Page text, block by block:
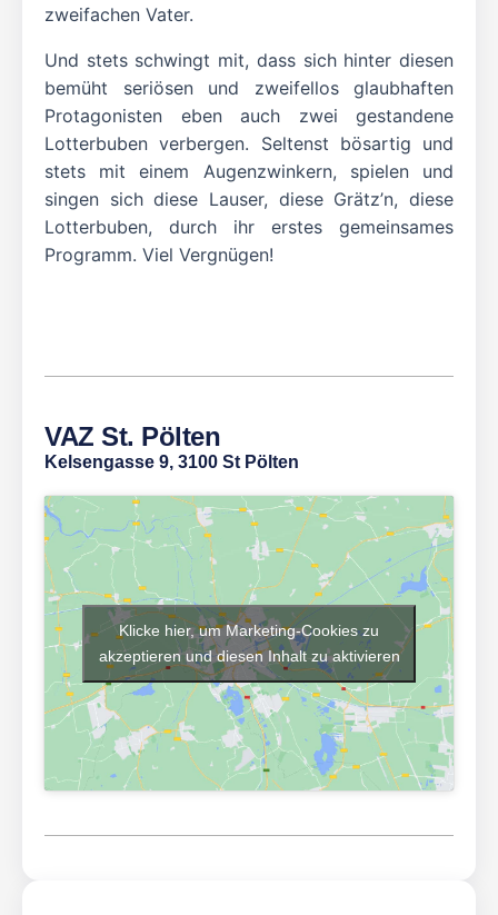
zweifachen Vater.
Und stets schwingt mit, dass sich hinter diesen
bemüht seriösen und zweifellos glaubhaften
Protagonisten eben auch zwei gestandene
Lotterbuben verbergen. Seltenst bösartig und
stets mit einem Augenzwinkern, spielen und
singen sich diese Lauser, diese Grätz’n, diese
Lotterbuben, durch ihr erstes gemeinsames
Programm. Viel Vergnügen!
VAZ St. Pölten
Kelsengasse 9, 3100 St Pölten
Klicke hier, um Marketing-Cookies zu
akzeptieren und diesen Inhalt zu aktivieren